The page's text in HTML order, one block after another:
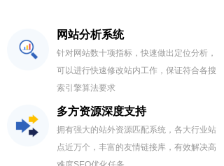
网站分析系统
针对网站数十项指标，快速做出定位分析，
可以进行快速修改站内工作，保证符合各搜
索引擎算法要求
多方资源深度支持
拥有强大的站外资源匹配系统，各大行业站
点近万个，丰富的友情链接库，有效解决高